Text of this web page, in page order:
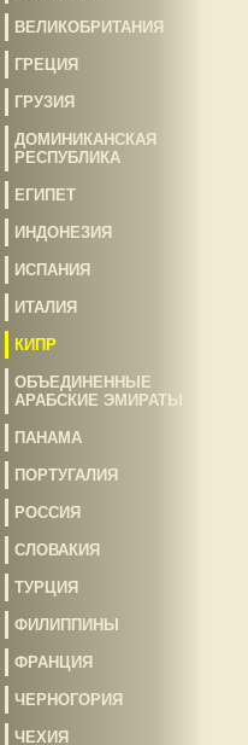
ВЕЛИКОБРИТАНИЯ
ГРЕЦИЯ
ГРУЗИЯ
ДОМИНИКАНСКАЯ
РЕСПУБЛИКА
ЕГИПЕТ
ИНДОНЕЗИЯ
ИСПАНИЯ
ИТАЛИЯ
КИПР
ОБЪЕДИНЕННЫЕ
АРАБСКИЕ ЭМИРАТЫ
ПАНАМА
ПОРТУГАЛИЯ
РОССИЯ
СЛОВАКИЯ
ТУРЦИЯ
ФИЛИППИНЫ
ФРАНЦИЯ
ЧЕРНОГОРИЯ
ЧЕХИЯ